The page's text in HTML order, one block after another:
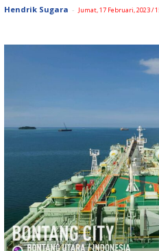
Hendrik Sugara - Jumat, 17 Februari, 2023 /